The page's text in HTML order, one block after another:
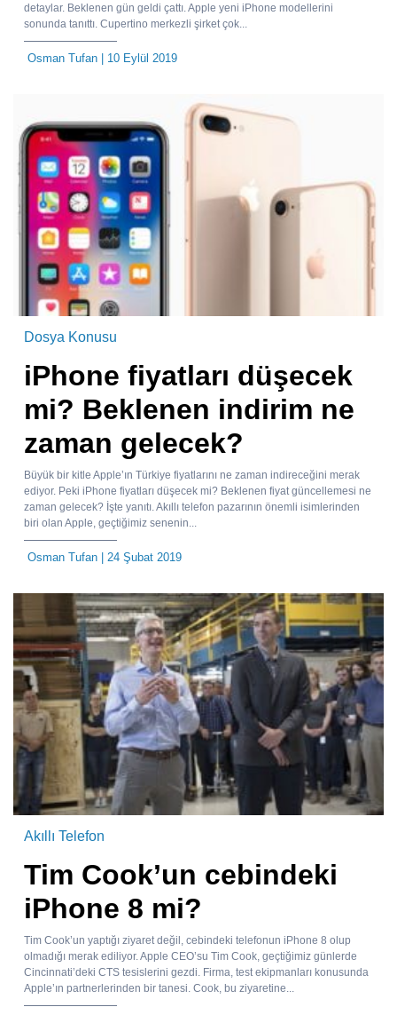
detaylar. Beklenen gün geldi çattı. Apple yeni iPhone modellerini
sonunda tanıttı. Cupertino merkezli şirket çok...
Osman Tufan | 10 Eylül 2019
Dosya Konusu
iPhone fiyatları düşecek
mi? Beklenen indirim ne
zaman gelecek?
Büyük bir kitle Apple’ın Türkiye fiyatlarını ne zaman indireceğini merak
ediyor. Peki iPhone fiyatları düşecek mi? Beklenen fiyat güncellemesi ne
zaman gelecek? İşte yanıtı. Akıllı telefon pazarının önemli isimlerinden
biri olan Apple, geçtiğimiz senenin...
Osman Tufan | 24 Şubat 2019
Akıllı Telefon
Tim Cook’un cebindeki
iPhone 8 mi?
Tim Cook’un yaptığı ziyaret değil, cebindeki telefonun iPhone 8 olup
olmadığı merak ediliyor. Apple CEO’su Tim Cook, geçtiğimiz günlerde
Cincinnati’deki CTS tesislerini gezdi. Firma, test ekipmanları konusunda
Apple’ın partnerlerinden bir tanesi. Cook, bu ziyaretine...